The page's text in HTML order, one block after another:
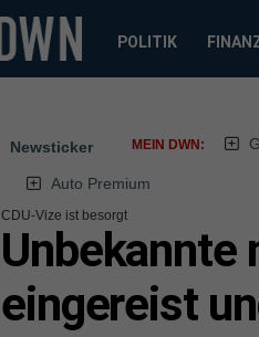
POLITIK
Newsticker MEIN DWN:
Auto Premium
CDU-Vize ist besorgt
Unbekannte
eingereist